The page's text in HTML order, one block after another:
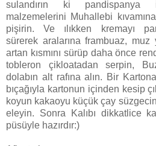
sulandırın ki
malzemelerini Muhallebi
pişirin. Ve ılıkken kremayı
sürerek aralarına frambuaz, muz
artan kısmını sürüp daha önce
tobleron çikloatadan serpin,
dolabın alt rafına alın. Bir
bıçağıyla kartonun içinden kesip
koyun kakaoyu küçük çay
eleyin. Sonra Kalıbı dikkatlice
püsüyle hazırdır:)